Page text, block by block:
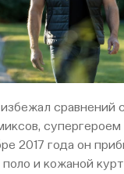
сравнений с
супергероем
2017 года он
и кожаной